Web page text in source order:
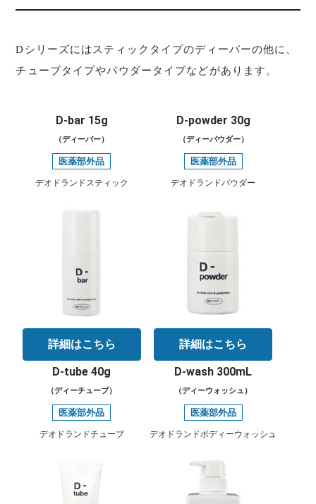
Dシリーズにはスティックタイプのディーバーの他に、
チューブタイプやパウダータイプなどがあります。
D-bar 15g
（ディーバー）
医薬部外品
デオドランドスティック
詳細はこちら
D-powder 30g
（ディーパウダー）
医薬部外品
デオドランドパウダー
詳細はこちら
D-tube 40g
（ディーチューブ）
医薬部外品
デオドランドチューブ
D-wash 300mL
（ディーウォッシュ）
医薬部外品
デオドランドボディーウォッシュ